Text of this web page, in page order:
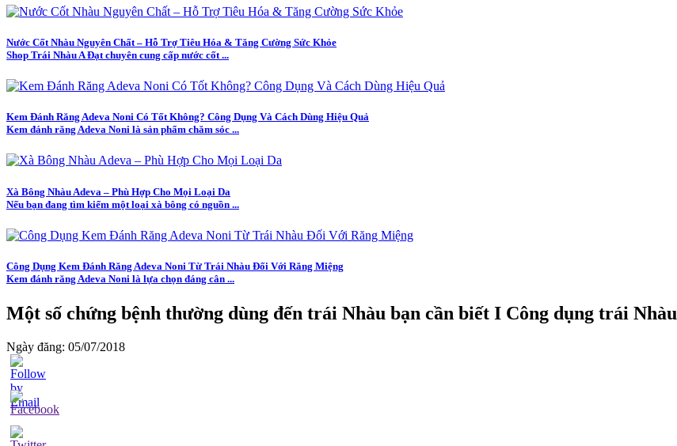
Nước Cốt Nhàu Nguyên Chất – Hỗ Trợ Tiêu Hóa & Tăng Cường Sức Khỏe
Shop Trái Nhàu A Đạt chuyên cung cấp nước cốt ...
Kem Đánh Răng Adeva Noni Có Tốt Không? Công Dụng Và Cách Dùng Hiệu Quả
Kem đánh răng Adeva Noni là sản phẩm chăm sóc ...
Xà Bông Nhàu Adeva – Phù Hợp Cho Mọi Loại Da
Nếu bạn đang tìm kiếm một loại xà bông có nguồn ...
Công Dụng Kem Đánh Răng Adeva Noni Từ Trái Nhàu Đối Với Răng Miệng
Kem đánh răng Adeva Noni là lựa chọn đáng cân ...
Một số chứng bệnh thường dùng đến trái Nhàu bạn cần biết I Công dụng trái Nhàu
Ngày đăng: 05/07/2018